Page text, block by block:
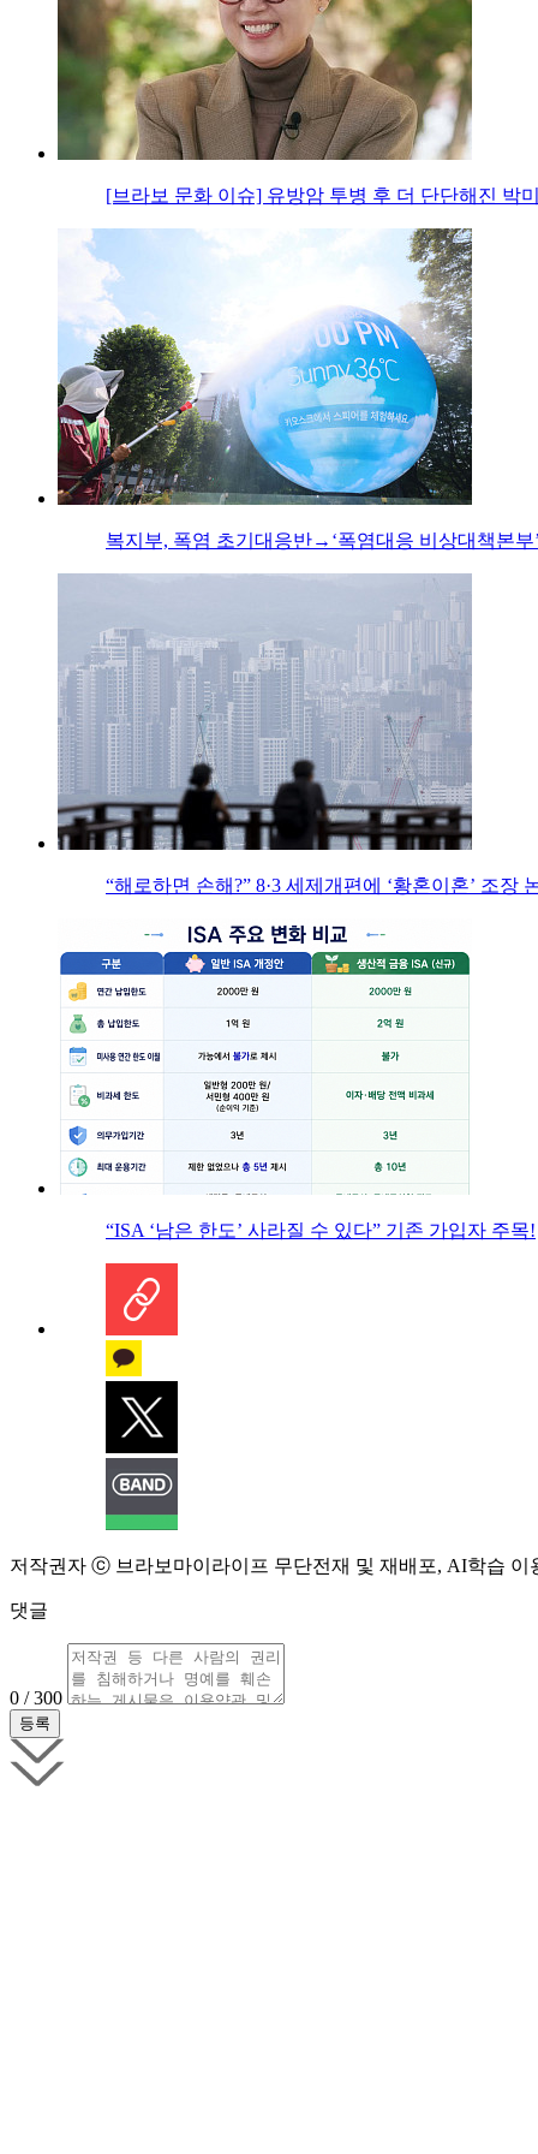
[브라보 문화 이슈] 유방암 투병 후 더 단단해진 박
복지부, 폭염 초기대응반→‘폭염대응 비상대책본부
“해로하면 손해?” 8·3 세제개편에 ‘황혼이혼’ 조장
“ISA ‘남은 한도’ 사라질 수 있다” 기존 가입자 주목!
저작권자 ⓒ 브라보마이라이프 무단전재 및 재배포, AI학습 이
댓글
0 / 300